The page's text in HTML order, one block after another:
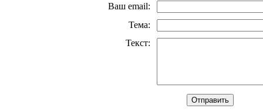
Ваш email:
Тема:
Текст: